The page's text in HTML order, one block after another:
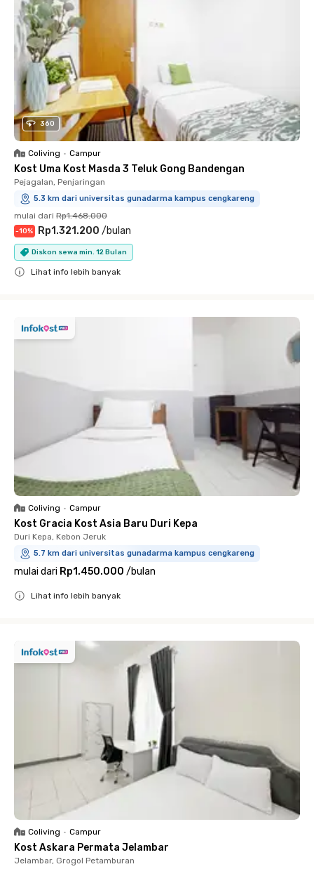
360
Coliving • Campur
Kost Uma Kost Masda 3 Teluk Gong Bandengan
Pejagalan, Penjaringan
5.3 km dari universitas gunadarma kampus cengkareng
mulai dari Rp1.468.000
-10% Rp1.321.200 /bulan
Diskon sewa min. 12 Bulan
Lihat info lebih banyak
Coliving • Campur
Kost Gracia Kost Asia Baru Duri Kepa
Duri Kepa, Kebon Jeruk
5.7 km dari universitas gunadarma kampus cengkareng
mulai dari Rp1.450.000 /bulan
Lihat info lebih banyak
Coliving • Campur
Kost Askara Permata Jelambar
Jelambar, Grogol Petamburan